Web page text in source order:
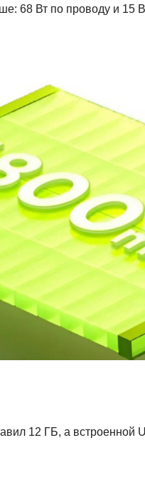
68 Вт по проводу и 15
12 ГБ, а встроенной